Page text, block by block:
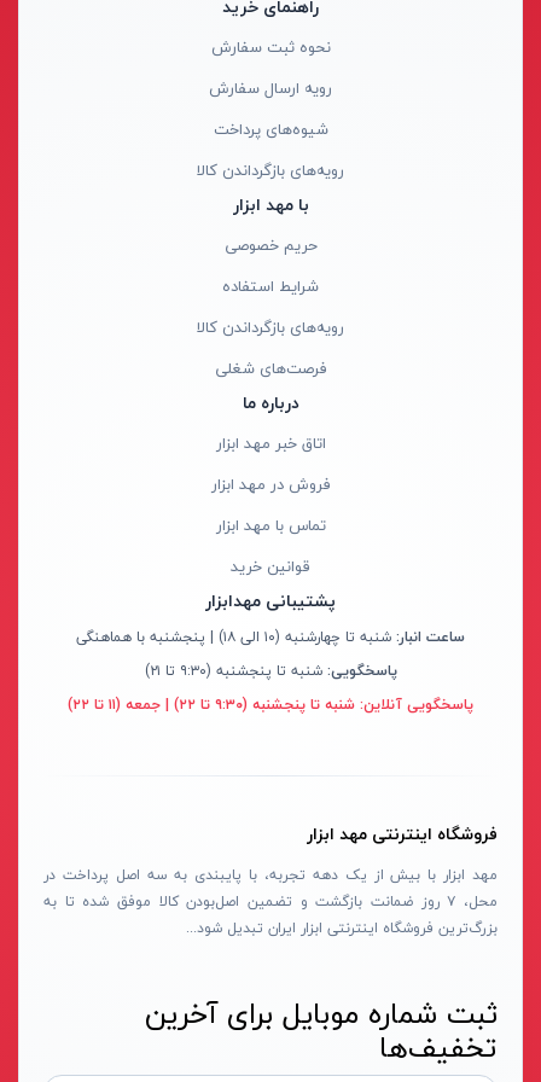
دستگاه تسمه کش
چرخ متر
رفرنس یاب
شابلون اندازه گیری
گیج جوشکاری
میکرومتر
بروسکوپ ( آندوسکوپ )
تراز لیزری
خط کش
نیرو کابل زاگرس - Zagros cable power
وینر_WINNER
ایران گرولایت - Iran Growlight
شیوا امواج-Shivaamvaj
میکرو مکس-Micro max
دورمن اسمیت-Dorman smit
کامفورت-COMFORT
سیماران-SIMARAN
راهنمای خرید
نحوه ثبت سفارش
رویه ارسال سفارش
شیوه‌های پرداخت
رویه‌های بازگرداندن کالا
با مهد ابزار
حریم خصوصی
شرایط استفاده
رویه‌های بازگرداندن کالا
فرصت‌های شغلی
درباره ما
اتاق خبر مهد ابزار
فروش در مهد ابزار
تماس با مهد ابزار
قوانین خرید
پشتیبانی مهدابزار
ساعت انبار:شنبه تا چهارشنبه (۱۰ الی ۱۸) | پنجشنبه با هماهنگی
پاسخگویی:شنبه تا پنجشنبه (۹:۳۰ تا ۲۱)
پاسخگویی آنلاین:شنبه تا پنجشنبه (۹:۳۰ تا ۲۲) | جمعه (۱۱ تا ۲۲)
فروشگاه اینترنتی مهد ابزار
مهد ابزار با بیش از یک دهه تجربه، با پایبندی به سه اصل پرداخت در
محل، ۷ روز ضمانت بازگشت و تضمین اصل‌بودن کالا موفق شده تا به
بزرگ‌ترین فروشگاه اینترنتی ابزار ایران تبدیل شود...
ثبت شماره موبایل برای آخرین
تخفیف‌ها